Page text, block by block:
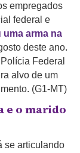
empregados
federal e
uma arma na
deste ano.
Federal
alvo de um
(G1-MT)
e o marido
se articulando